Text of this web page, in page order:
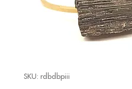
SKU: rdbdbpiii